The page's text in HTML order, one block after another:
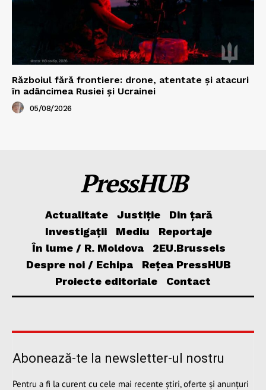
Războiul fără frontiere: drone, atentate și atacuri
în adâncimea Rusiei și Ucrainei
05/08/2026
PressHUB
Actualitate Justiție
Din țară
Investigații
Mediu
Reportaje
În lume / R. Moldova
2EU.Brussels
Despre noi / Echipa
Rețea PressHUB
Proiecte editoriale
Contact
Abonează-te la newsletter-ul nostru
Pentru a fi la curent cu cele mai recente știri, oferte și anunțuri